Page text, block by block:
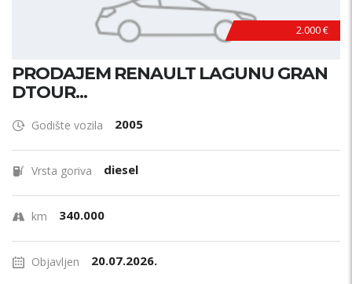
2.000 €
PRODAJEM RENAULT LAGUNU GRAN
DTOUR...
Godište vozila 2005
Vrsta goriva diesel
km 340.000
Objavljen 20.07.2026.